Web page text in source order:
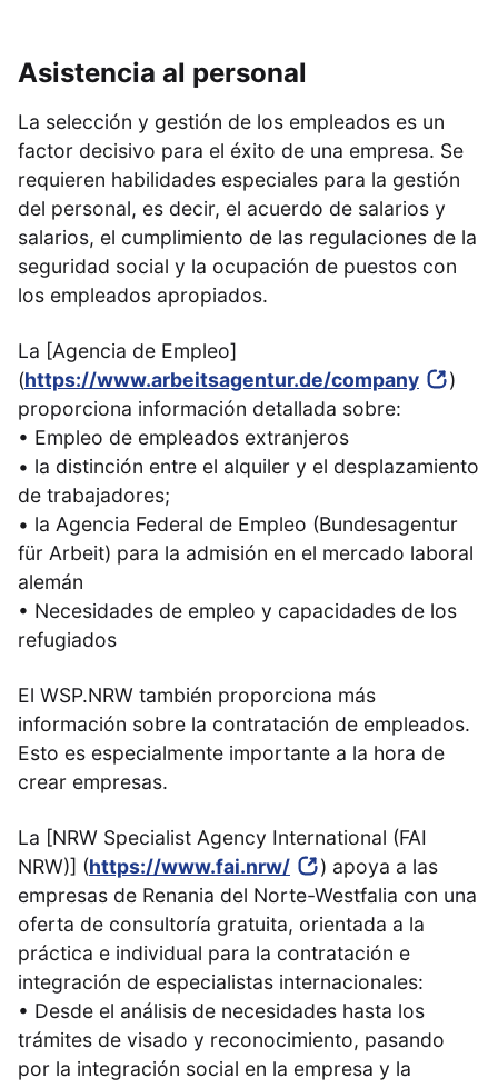
Asistencia al personal
La selección y gestión de los empleados es un
factor decisivo para el éxito de una empresa. Se
requieren habilidades especiales para la gestión
del personal, es decir, el acuerdo de salarios y
salarios, el cumplimiento de las regulaciones de la
seguridad social y la ocupación de puestos con
los empleados apropiados.
La [Agencia de Empleo]
(https://www.arbeitsagentur.de/company
)
proporciona información detallada sobre:
• Empleo de empleados extranjeros
• la distinción entre el alquiler y el desplazamiento
de trabajadores;
• la Agencia Federal de Empleo (Bundesagentur
für Arbeit) para la admisión en el mercado laboral
alemán
• Necesidades de empleo y capacidades de los
refugiados
El WSP.NRW también proporciona más
información sobre la contratación de empleados.
Esto es especialmente importante a la hora de
crear empresas.
La [NRW Specialist Agency International (FAI
NRW)] (https://www.fai.nrw/
) apoya a las
empresas de Renania del Norte-Westfalia con una
oferta de consultoría gratuita, orientada a la
práctica e individual para la contratación e
integración de especialistas internacionales:
• Desde el análisis de necesidades hasta los
trámites de visado y reconocimiento, pasando
por la integración social en la empresa y la